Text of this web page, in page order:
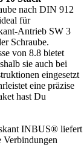
nach DIN 912
für
Antrieb SW 3
Schraube.
von 8.8 bietet
sie auch bei
eingesetzt
eine präzise
hast Du
INBUS® liefert
Verbindungen